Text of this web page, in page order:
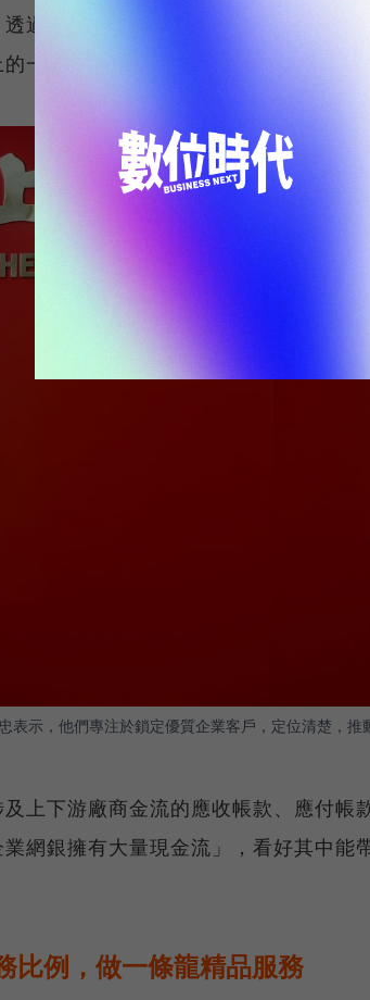
過他們都能在線上完成，功能非常完
一大優勢。
表示，他們專注於鎖定優質企業客戶，定位清楚，推
上下游廠商金流的應收帳款、應付帳
網銀擁有大量現金流」，看好其中能
比例，做一條龍精品服務